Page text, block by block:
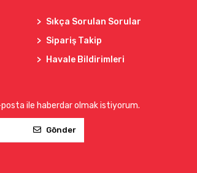
Sıkça Sorulan Sorular
Sipariş Takip
Havale Bildirimleri
ile haberdar olmak istiyorum.
Gönder